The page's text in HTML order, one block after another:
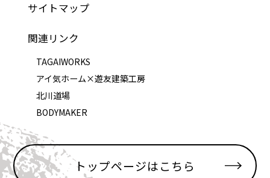
サイトマップ
関連リンク
TAGAIWORKS
アイ気ホーム×遊友建築工房
北川道場
BODYMAKER
トップページはこちら